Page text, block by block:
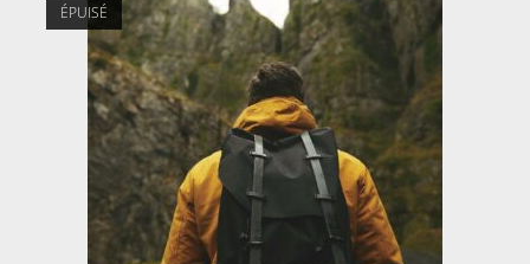
ÉPUISÉ